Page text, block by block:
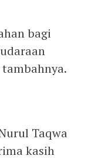
bagi
Taqwa
kasih